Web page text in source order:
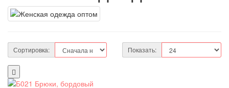
Сортировка: Показать: